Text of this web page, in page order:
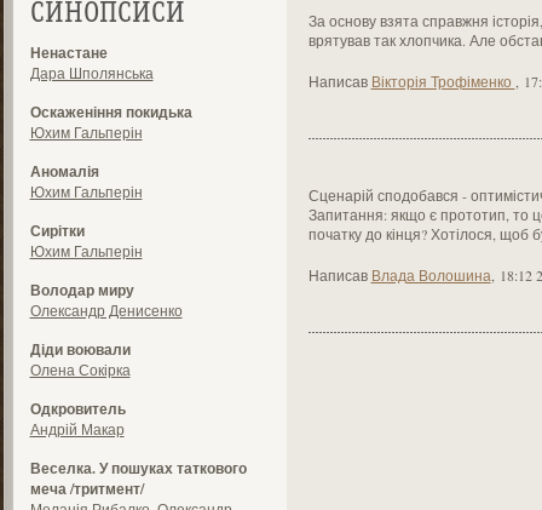
СИНОПСИСИ
Ненастане
Дара Шполянська
Оскаженіння покидька
Юхим Гальперін
Аномалія
Юхим Гальперін
Сирітки
Юхим Гальперін
Володар миру
Олександр Денисенко
Діди воювали
Олена Сокірка
Одкровитель
Андрій Макар
Веселка. У пошуках таткового
меча /тритмент/
За основу взята справжня
врятував так хлопчика. Але
Написав Вікторія Трофіменко
Сценарій сподобався -
Запитання: якщо є прототип, то
початку до кінця? Хотілося, щоб
Написав Влада Волошина 18:12